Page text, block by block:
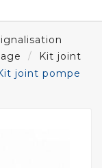
Kit joint
joint pompe